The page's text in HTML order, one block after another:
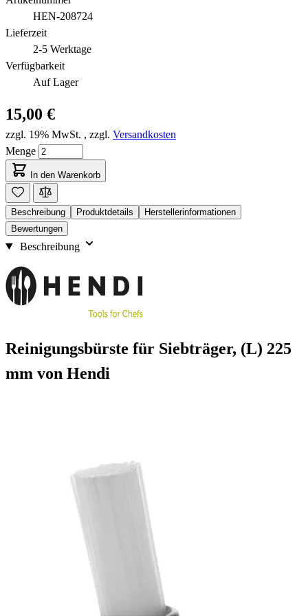
HEN-208724
Lieferzeit
2-5 Werktage
Verfügbarkeit
Auf Lager
15,00 €
zzgl. 19% MwSt. , zzgl. Versandkosten
Menge
In den Warenkorb
Beschreibung Produktdetails
Herstellerinformationen
Bewertungen
Beschreibung
Reinigungsbürste für Siebträger, (L) 225
mm von Hendi